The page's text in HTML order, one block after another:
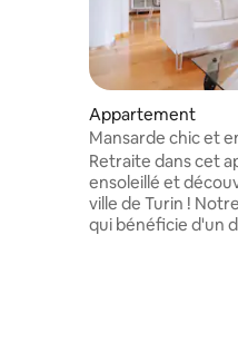
Appartement
Mansarde chic et
tout ~
Retraite dans cet
ensoleillé et
ville de Turin !
qui bénéficie d'un